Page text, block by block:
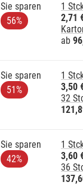
Sie sparen
56%
1
2,71
ab
Sie sparen
51%
1
3,50
32
Sie sparen
42%
1
3,60
36